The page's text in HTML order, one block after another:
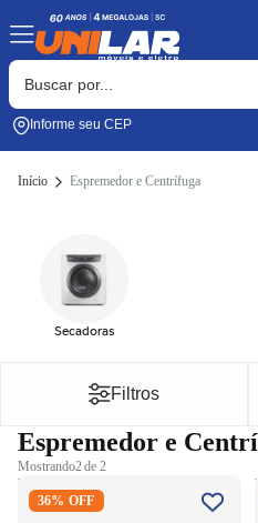
Informe seu CEP
Início Espremedor e Centrífuga
Secadoras
Filtros
Espremedor e
Mostrando2 de 2
Espremedor de Fruta Britânia
Turbo Pró Preto/Inox Bivolt
36% OFF